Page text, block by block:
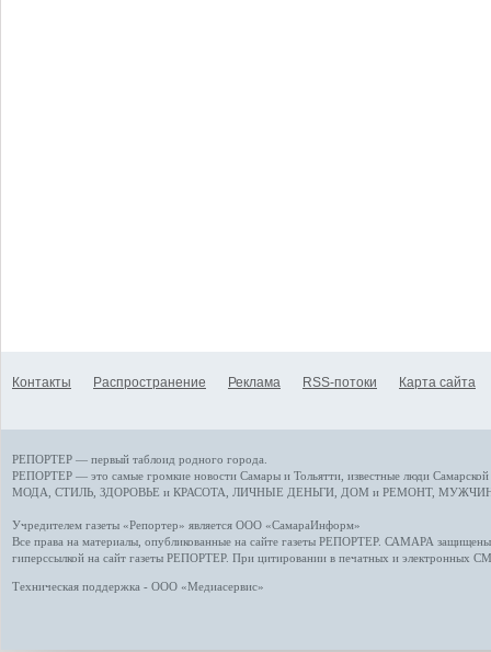
Контакты Распространение Реклама RSS-потоки Карта сайта
РЕПОРТЕР — первый таблоид родного города.
РЕПОРТЕР — это самые громкие новости Самары и Тольятти, известные люди
МОДА, СТИЛЬ ЗДОРОВЬЕ и КРАСОТА ЛИЧНЫЕ ДЕНЬГИ ДОМ и РЕМОНТ,
Учредителем газеты «Репортер» является ООО «СамараИнформ»
Все права на материалы, опубликованные на сайте газеты РЕПОРТЕР. САМАРА защищены.
гиперссылкой на сайт газеты РЕПОРТЕР. При цитировании в печатных и электронных
Техническая поддержка - ООО «Медиасервис»